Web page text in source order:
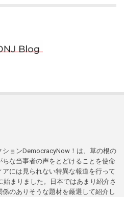
ョンDemocracyNow！は、草の根の
な当事者の声をとどけることを使命
には見られない特異な報道を行って
まりました。日本ではあまり紹介さ
のありそうな題材を厳選して紹介し